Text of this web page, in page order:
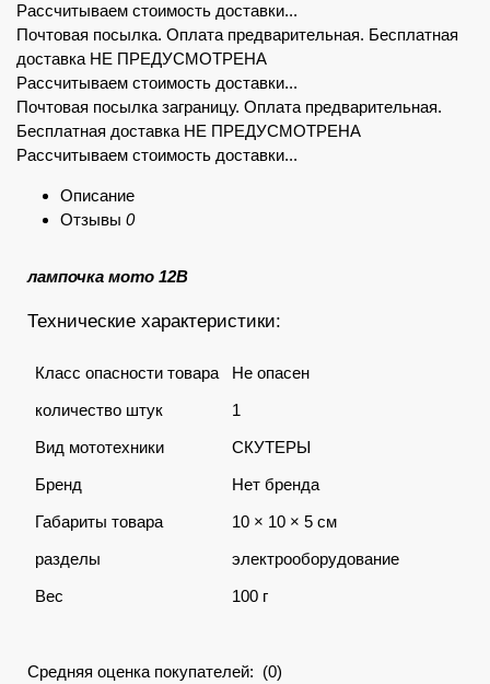
Рассчитываем стоимость доставки...
Почтовая посылка. Оплата предварительная. Бесплатная
доставка НЕ ПРЕДУСМОТРЕНА
Рассчитываем стоимость доставки...
Почтовая посылка заграницу. Оплата предварительная.
Бесплатная доставка НЕ ПРЕДУСМОТРЕНА
Рассчитываем стоимость доставки...
Описание
Отзывы 0
лампочка мото 12В
Технические характеристики:
Класс опасности товара
Не опасен
количество штук
1
Вид мототехники
СКУТЕРЫ
Бренд
Нет бренда
Габариты товара
10 × 10 × 5 см
разделы
электрооборудование
Вес
100 г
Средняя оценка покупателей: (0)